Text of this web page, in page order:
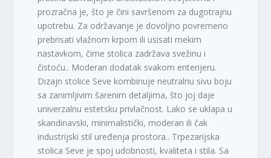
prozračna je, što je čini savršenom za dugotrajnu
upotrebu. Za održavanje je dovoljno povremeno
prebrisati vlažnom krpom ili usisati mekim
nastavkom, čime stolica zadržava svežinu i
čistoću.. Moderan dodatak svakom enterijeru.
Dizajn stolice Seve kombinuje neutralnu sivu boju
sa zanimljivim šarenim detaljima, što joj daje
univerzalnu estetsku privlačnost. Lako se uklapa u
skandinavski, minimalistički, moderan ili čak
industrijski stil uređenja prostora.. Trpezarijska
stolica Seve je spoj udobnosti, kvaliteta i stila. Sa